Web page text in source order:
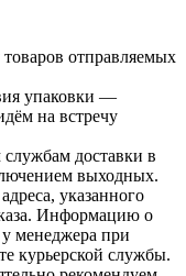
отправляемых
упаковки —
на встречу
доставки в
выходных.
указанного
Информацию о
менеджера при
курьерской службы.